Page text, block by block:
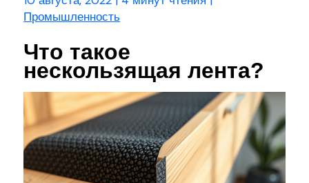
Промышленность
Что такое
нескользящая лента?